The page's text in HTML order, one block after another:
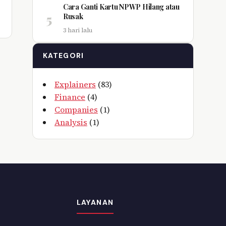
5
Cara Ganti Kartu NPWP Hilang atau
Rusak
3 hari lalu
KATEGORI
Explainers (83)
Finance (4)
Companies (1)
Analysis (1)
LAYANAN